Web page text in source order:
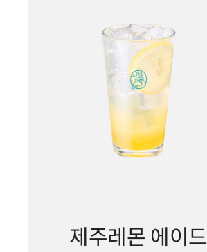
제주레몬 에이드